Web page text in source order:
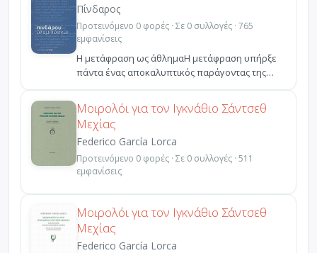
Πίνδαρος
Προτεινόμενο 0 φορές · Σε 0 συλλογές · 765
εμφανίσεις
Η μετάφραση ως άθλημαΗ μετάφραση υπήρξε
πάντα ένας αποκαλυπτικός παράγοντας της
Μοιρολόι για τον Ιγκνάθιο Σάντσεθ
Μεχίας
Federico García Lorca
Προτεινόμενο 0 φορές · Σε 0 συλλογές · 511
εμφανίσεις
Μοιρολόι για τον Ιγκνάθιο Σάντσεθ
Μεχίας
Federico García Lorca